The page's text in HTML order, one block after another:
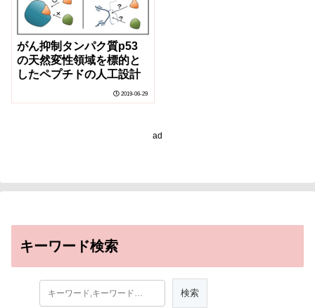
がん抑制タンパク質p53
の天然変性領域を標的と
したペプチドの人工設計
2019-06-29
ad
キーワード検索